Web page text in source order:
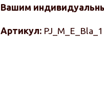
Вашим
Артикул: PJ_M_E_Bla_1